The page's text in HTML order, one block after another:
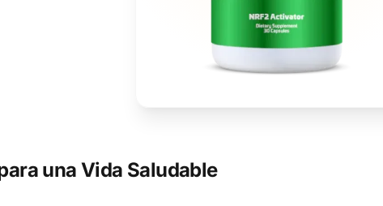
una Vida Saludable